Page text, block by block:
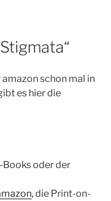
schon mal in
es hier die
Books oder der
, die Print-on-